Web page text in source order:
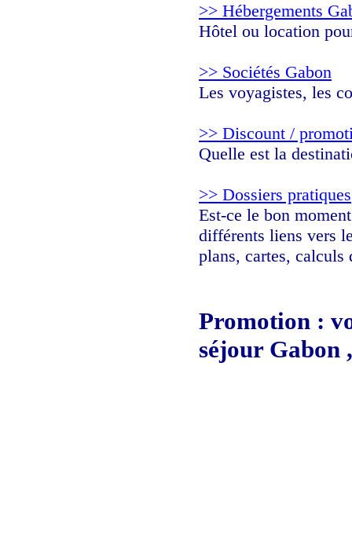
>> Hébergements
Hôtel ou location
>> Sociétés Gabon
Les voyagistes, les
>> Discount /
Quelle est la
>> Dossiers pratiques
Est-ce le bon
différents liens vers
plans, cartes,
Promotion :
séjour Gabon